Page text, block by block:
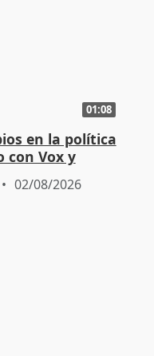
01:08
en la política
con Vox y
02/08/2026